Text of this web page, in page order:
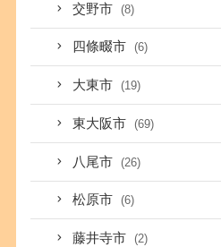
交野市 (8)
四條畷市 (6)
大東市 (19)
東大阪市 (69)
八尾市 (26)
松原市 (6)
藤井寺市 (2)